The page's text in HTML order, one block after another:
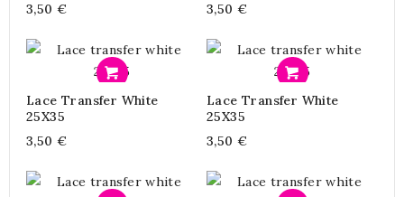
3,50 €
3,50 €
Lace Transfer White
25X35
3,50 €
Lace Transfer White
25X35
3,50 €